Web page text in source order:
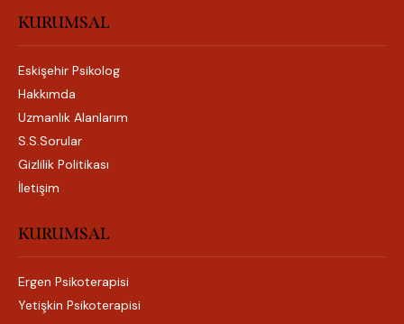
KURUMSAL
Eskişehir Psikolog
Hakkımda
Uzmanlık Alanlarım
S.S.Sorular
Gizlilik Politikası
İletişim
KURUMSAL
Ergen Psikoterapisi
Yetişkin Psikoterapisi